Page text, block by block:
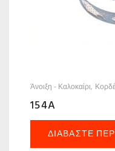
Άνοιξη - Καλοκαίρι
154A
ΔΙΑΒΆΣΤΕ